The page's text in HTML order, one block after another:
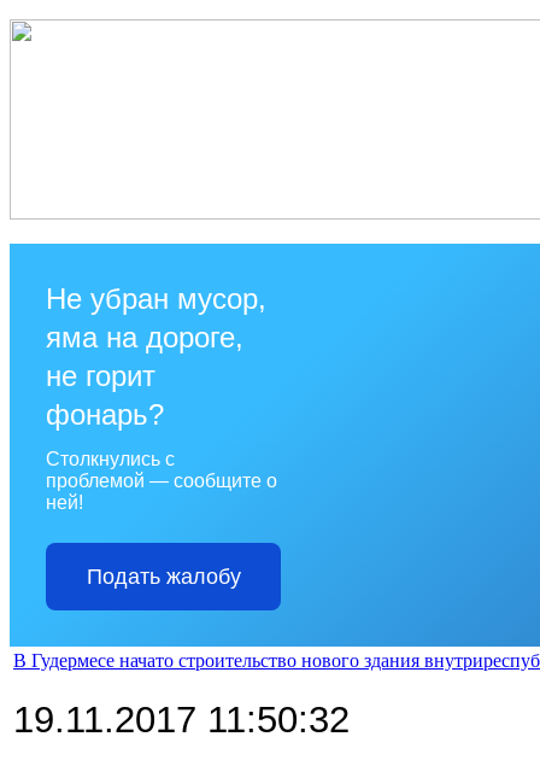
Не убран мусор,
яма на дороге,
не горит
фонарь?
Столкнулись с
проблемой — сообщите о
ней!
Подать жалобу
В Гудермесе начато строительство нового здания
19.11.2017 11:50:32